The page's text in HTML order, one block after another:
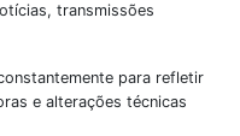
transmissões
para refletir
e alterações técnicas